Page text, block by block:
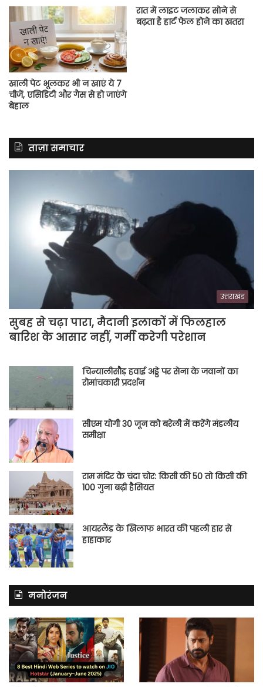
खाली पेट भूलकर भी न खाएं ये 7
चीजें, एसिडिटी और गैस से हो जाएंगे
बेहाल
रात में लाइट जलाकर सोने से
बढ़ता है हार्ट फेल होने का खतरा
ताज़ा समाचार
उत्तराखंड
सुबह से चढ़ा पारा, मैदानी इलाकों में फिलहाल
बारिश के आसार नहीं, गर्मी करेगी परेशान
चिन्यालीसौड़ हवाई अड्डे पर सेना के जवानों का
रोमांचकारी प्रदर्शन
सीएम योगी 30 जून को बरेली में करेंगे मंडलीय
समीक्षा
राम मंदिर के चंदा चोर: किसी की 50 तो किसी की
100 गुना बढ़ी हैसियत
आयरलैंड के खिलाफ भारत की पहली हार से
हाहाकार
मनोरंजन